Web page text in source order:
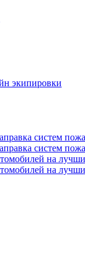
экипировки
систем
систем
на
на